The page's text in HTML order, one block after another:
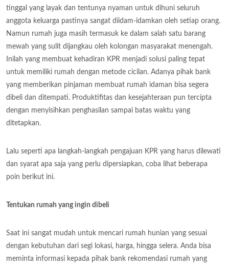
tinggal yang layak dan tentunya nyaman untuk dihuni seluruh
anggota keluarga pastinya sangat diidam-idamkan oleh setiap orang.
Namun rumah juga masih termasuk ke dalam salah satu barang
mewah yang sulit dijangkau oleh kolongan masyarakat menengah.
Inilah yang membuat kehadiran KPR menjadi solusi paling tepat
untuk memiliki rumah dengan metode cicilan. Adanya pihak bank
yang memberikan pinjaman membuat rumah idaman bisa segera
dibeli dan ditempati. Produktifitas dan kesejahteraan pun tercipta
dengan menyisihkan penghasilan sampai batas waktu yang
ditetapkan.
Lalu seperti apa langkah-langkah pengajuan KPR yang harus dilewati
dan syarat apa saja yang perlu dipersiapkan, coba lihat beberapa
poin berikut ini.
Tentukan rumah yang ingin dibeli
Saat ini sangat mudah untuk mencari rumah hunian yang sesuai
dengan kebutuhan dari segi lokasi, harga, hingga selera. Anda bisa
meminta informasi kepada pihak bank rekomendasi rumah yang